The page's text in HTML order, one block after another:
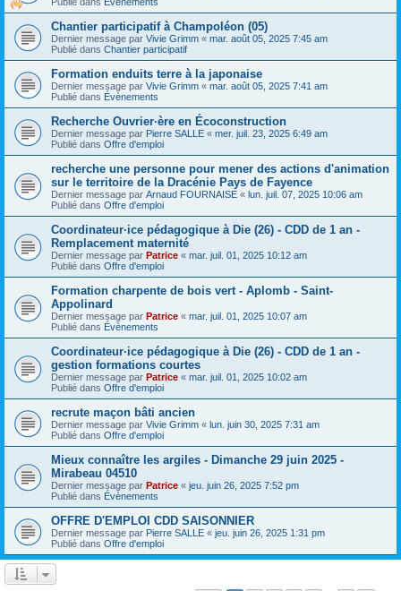
Chantier participatif à Champoléon (05)
Dernier message par Vivie Grimm « mar. août 05, 2025 7:45 am
Publié dans Chantier participatif
Formation enduits terre à la japonaise
Dernier message par Vivie Grimm « mar. août 05, 2025 7:41 am
Publié dans Évènements
Recherche Ouvrier·ère en Écoconstruction
Dernier message par Pierre SALLE « mer. juil. 23, 2025 6:49 am
Publié dans Offre d'emploi
recherche une personne pour mener des actions d'animation
sur le territoire de la Dracénie Pays de Fayence
Dernier message par Arnaud FOURNAISE « lun. juil. 07, 2025 10:06 am
Publié dans Offre d'emploi
Coordinateur·ice pédagogique à Die (26) - CDD de 1 an -
Remplacement maternité
Dernier message par Patrice « mar. juil. 01, 2025 10:12 am
Publié dans Offre d'emploi
Formation charpente de bois vert - Aplomb - Saint-
Appolinard
Dernier message par Patrice « mar. juil. 01, 2025 10:07 am
Publié dans Évènements
Coordinateur·ice pédagogique à Die (26) - CDD de 1 an -
gestion formations courtes
Dernier message par Patrice « mar. juil. 01, 2025 10:02 am
Publié dans Offre d'emploi
recrute maçon bâti ancien
Dernier message par Vivie Grimm « lun. juin 30, 2025 7:31 am
Publié dans Offre d'emploi
Mieux connaître les argiles - Dimanche 29 juin 2025 -
Mirabeau 04510
Dernier message par Patrice « jeu. juin 26, 2025 7:52 pm
Publié dans Évènements
OFFRE D'EMPLOI CDD SAISONNIER
Dernier message par Pierre SALLE « jeu. juin 26, 2025 1:31 pm
Publié dans Offre d'emploi